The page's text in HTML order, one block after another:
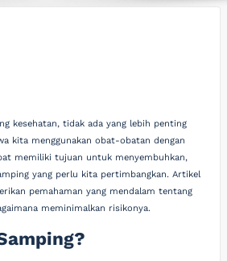
kesehatan, tidak ada yang lebih penting
kita menggunakan obat-obatan dengan
memiliki tujuan untuk menyembuhkan,
yang perlu kita pertimbangkan. Artikel
pemahaman yang mendalam tentang
meminimalkan risikonya.